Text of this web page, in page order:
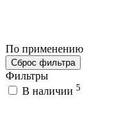
По применению
Сброс фильтра
Фильтры
В наличии 5